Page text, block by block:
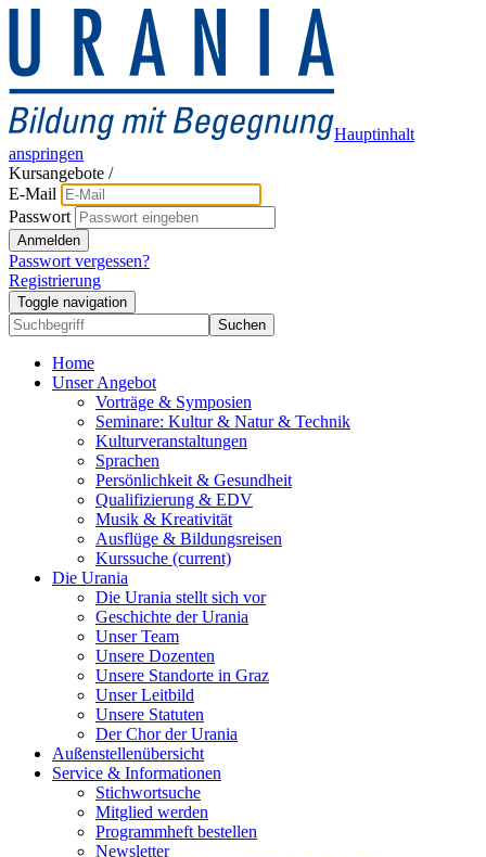
Hauptinhalt
anspringen
Kursangebote /
E-Mail
Passwort
Anmelden
Passwort vergessen?
Registrierung
Toggle navigation
Suchen
Home
Unser Angebot
Vorträge & Symposien
Seminare: Kultur & Natur & Technik
Kulturveranstaltungen
Sprachen
Persönlichkeit & Gesundheit
Qualifizierung & EDV
Musik & Kreativität
Ausflüge & Bildungsreisen
Kurssuche (current)
Die Urania
Die Urania stellt sich vor
Geschichte der Urania
Unser Team
Unsere Dozenten
Unsere Standorte in Graz
Unser Leitbild
Unsere Statuten
Der Chor der Urania
Außenstellenübersicht
Service & Informationen
Stichwortsuche
Mitglied werden
Programmheft bestellen
Newsletter